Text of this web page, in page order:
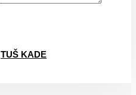
TUŠ KADE